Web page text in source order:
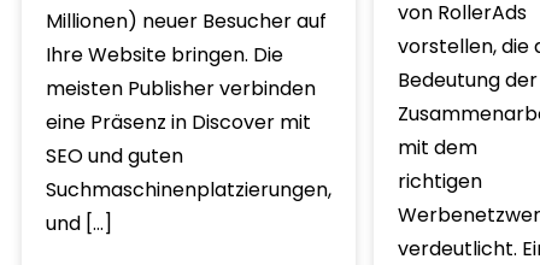
Millionen) neuer Besucher auf
Ihre Website bringen. Die
meisten Publisher verbinden
eine Präsenz in Discover mit
SEO und guten
Suchmaschinenplatzierungen,
und […]
von RollerAds
vorstellen, die
Bedeutung der
mit dem
richtigen
verdeutlicht.